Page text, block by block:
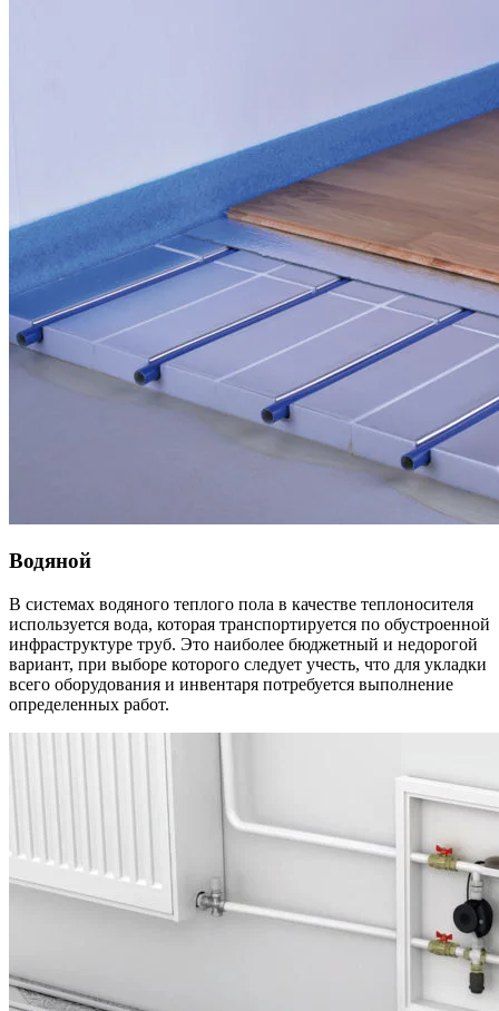
Водяной
В системах водяного теплого пола в качестве теплоносителя
используется вода, которая транспортируется по обустроенной
инфраструктуре труб. Это наиболее бюджетный и недорогой
вариант, при выборе которого следует учесть, что для укладки
всего оборудования и инвентаря потребуется выполнение
определенных работ.